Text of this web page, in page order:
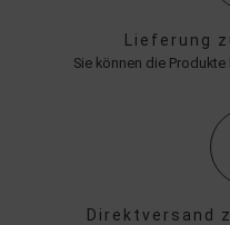
Lieferung
Sie können die
Direktversand